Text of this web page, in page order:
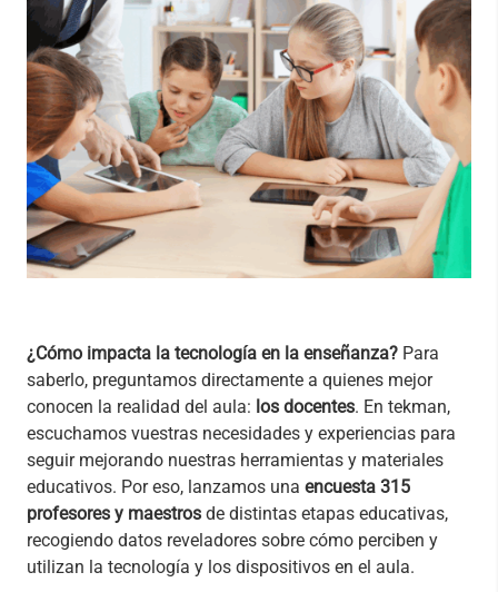
¿Cómo impacta la tecnología en la enseñanza? Para
saberlo, preguntamos directamente a quienes mejor
conocen la realidad del aula: los docentes. En tekman,
escuchamos vuestras necesidades y experiencias para
seguir mejorando nuestras herramientas y materiales
educativos. Por eso, lanzamos una encuesta 315
profesores y maestros de distintas etapas educativas,
recogiendo datos reveladores sobre cómo perciben y
utilizan la tecnología y los dispositivos en el aula.